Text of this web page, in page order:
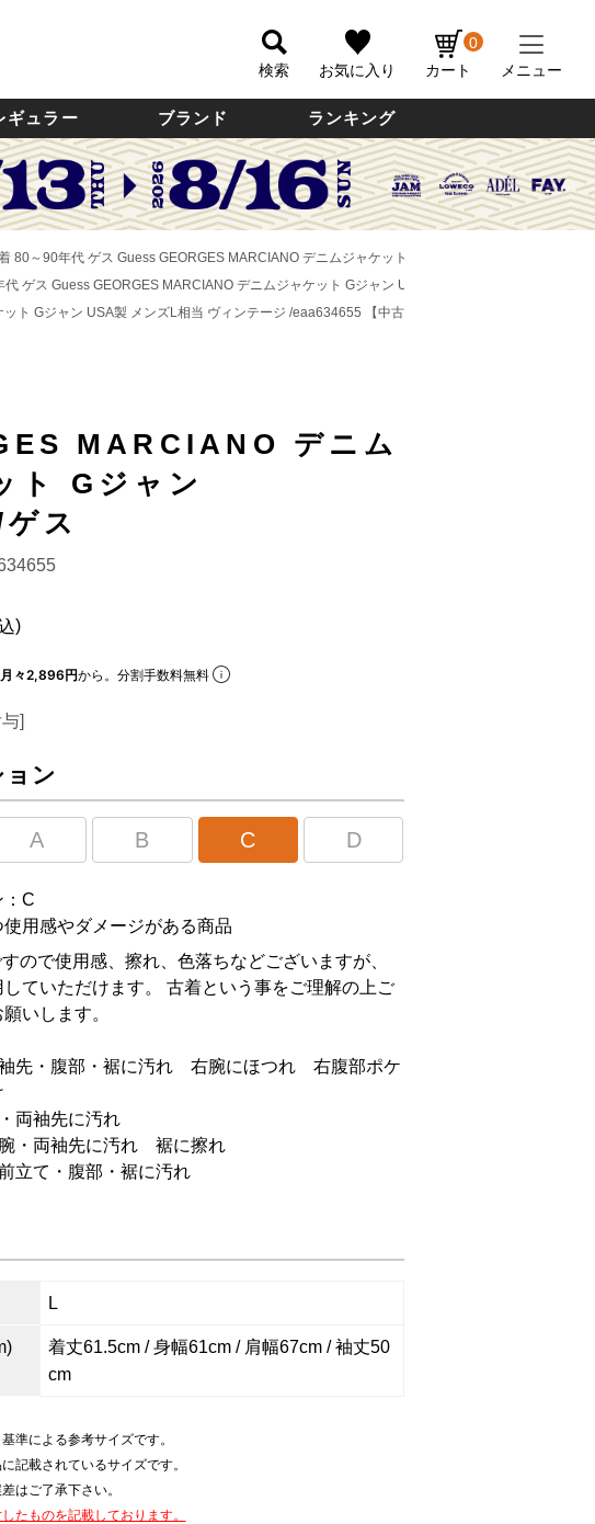
検索 お気に入り カート
0
メニュー
ギュラー ブランド ランキング
80～90年代 ゲス Guess GEORGES MARCIANO デニムジャケット Gジャン USA製 メンズL相当
代 ゲス Guess GEORGES MARCIANO デニムジャケット Gジャン USA製 メンズL相当 ヴィンテー
ト Gジャン USA製 メンズL相当 ヴィンテージ /eaa634655 【中古】
MARCIANO デニム
ト Gジャン
ス
月々2,896円から。分割手数料無料
]
ョン
A B C D
：C
用感やダメージがある商品
ので使用感、擦れ、色落ちなどございますが、
していただけます。 古着という事をご理解の上ご
いします。
先・腹部・裾に汚れ 右腕にほつれ 右腹部ポケ
両袖先に汚れ
・両袖先に汚れ 裾に擦れ
立て・腹部・裾に汚れ
L
着丈61.5cm / 身幅61cm / 肩幅67cm / 袖丈50
cm
準による参考サイズです。
記載されているサイズです。
はご了承下さい。
たものを記載しております。